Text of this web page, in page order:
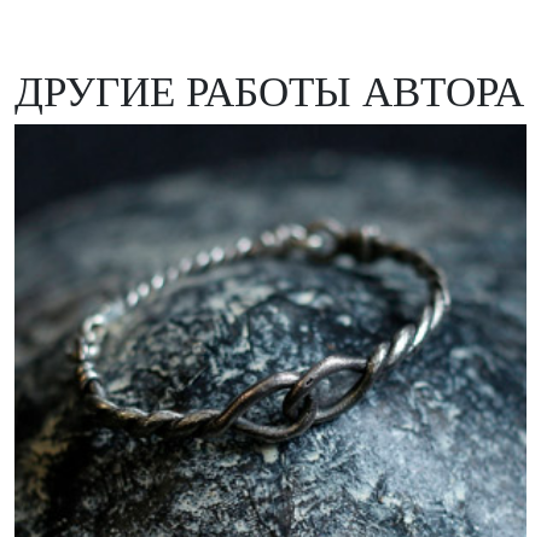
ДРУГИЕ РАБОТЫ АВТОРА